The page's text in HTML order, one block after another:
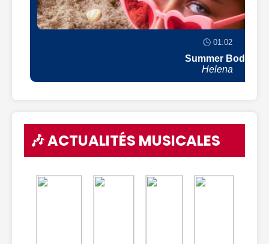
🕒 01:02
Summer Body
Helena
🎶 ACTUALITÉS MUSICALES